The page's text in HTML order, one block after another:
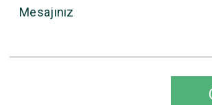
Mesajınız